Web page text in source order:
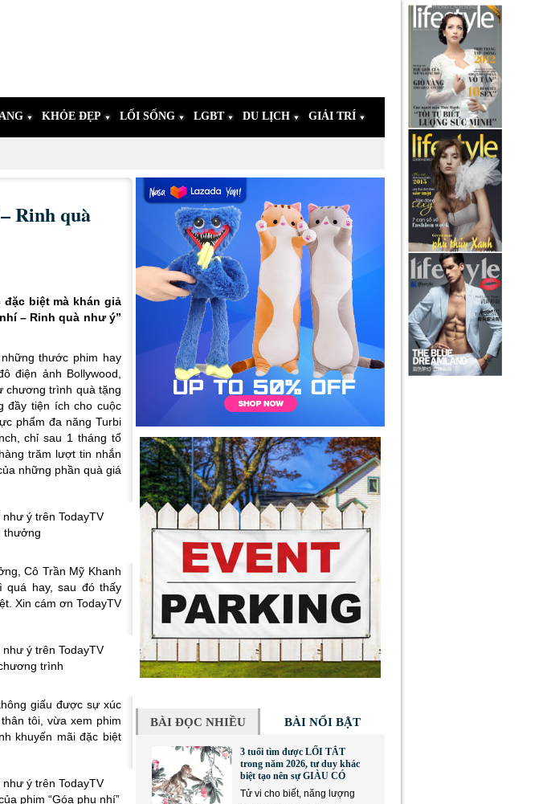
KHỎE ĐẸP LỐI SỐNG LGBT DU LỊCH GIẢI TRÍ
Rinh quà
biệt mà khán giả
– Rinh quà như ý”
thước phim hay
điện ảnh Bollywood,
chương trình quà tặng
đầy tiện ích cho cuộc
phẩm đa năng Turbi
chỉ sau 1 tháng tổ
trăm lượt tin nhắn
những phần quà giá
thưởng
Cô Trần Mỹ Khanh
quá hay, sau đó thấy
Xin cám ơn TodayTV
trình
giấu được sự xúc
tôi, vừa xem phim
khuyến mãi đặc biệt
phim “Góa phụ nhí”
BÀI ĐỌC NHIỀU BÀI NỔI BẬT
3 tuổi tìm được LỐI TẮT
trong năm 2026, tư duy khác
biệt tạo nên sự GIÀU CÓ
Tử vi cho biết, năng lượng